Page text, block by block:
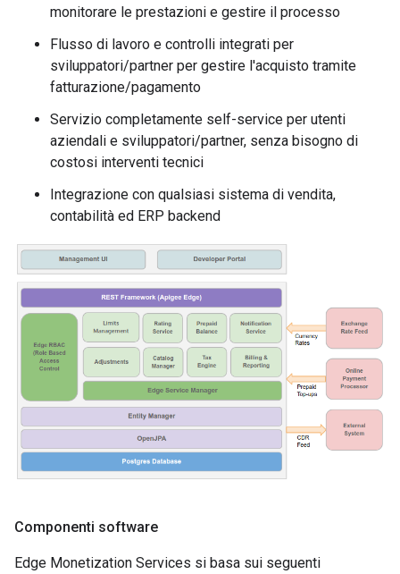
monitorare le prestazioni e gestire il processo
Flusso di lavoro e controlli integrati per
sviluppatori/partner per gestire l'acquisto tramite
fatturazione/pagamento
Servizio completamente self-service per utenti
aziendali e sviluppatori/partner, senza bisogno di
costosi interventi tecnici
Integrazione con qualsiasi sistema di vendita,
contabilità ed ERP backend
Componenti software
Edge Monetization Services si basa sui seguenti